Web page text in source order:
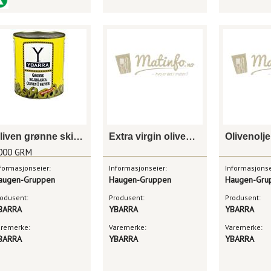
Oliven grønne skivet 3kg
GRM
Gruppen
Extra virgin olivenolje 15x1l
Informasjonseier:
Haugen-Gruppen
Produsent:
YBARRA
Varemerke:
YBARRA
Haugen-
Produsent:
YBARRA
Varemerke:
YBARRA